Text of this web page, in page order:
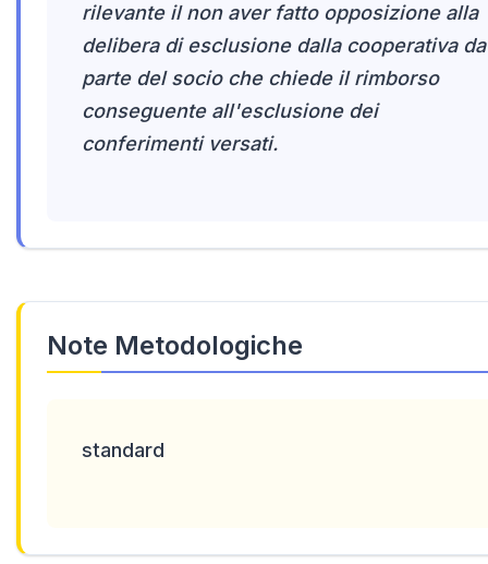
rilevante il non aver fatto opposizione alla
delibera di esclusione dalla cooperativa da
parte del socio che chiede il rimborso
conseguente all'esclusione dei
conferimenti versati.
Note Metodologiche
standard